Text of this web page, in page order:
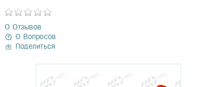
0 Отзывов
0 Вопросов
Поделиться